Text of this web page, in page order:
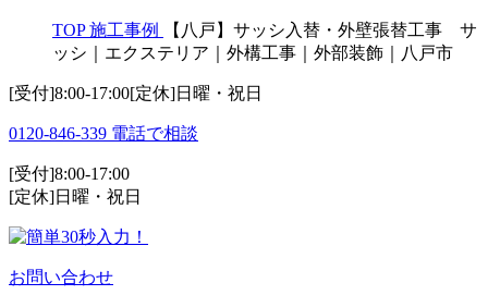
TOP 施工事例
【八戸】サッシ入替・外壁張替工事 サ
ッシ｜エクステリア｜外構工事｜外部装飾｜八戸市
[受付]8:00-17:00[定休]日曜・祝日
0120-846-339 電話で相談
[受付]8:00-17:00
[定休]日曜・祝日
お問い合わせ